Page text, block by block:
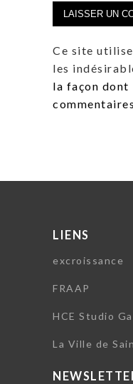
Ce site
les
la façon dont
LIENS
excroissance
FRAAP
HCE Studio
La Ville de